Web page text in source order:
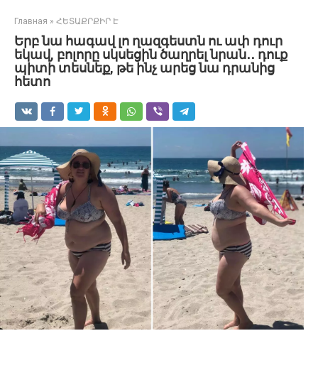
Главная » ՀԵՏԱՔՐՔԻՐ Է
Երբ նա հագավ լո ղազգեստն ու ափ դուր
եկավ, բոլորը սկսեցին ծաղրել նրան․․ դուք
պիտի տեսնեք, թե ինչ արեց նա դրանից
հետո